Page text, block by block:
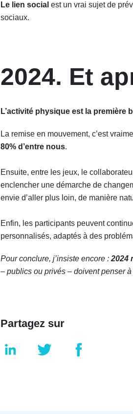
Le lien social est un vrai sujet de
sociaux.
2024. Et
L’activité physique est la première
La remise en mouvement, c’est
80% d’entre nous.
Ensuite, entre les jeux, le
enclencher une démarche de
envie d’aller plus loin, de manière
Enfin, les participants peuvent
personnalisés, adaptés à des
Pour conclure, j’insiste encore : 2024
– publics ou privés – doivent penser
Partagez sur